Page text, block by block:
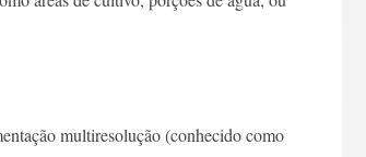
multiresolução (conhecido como